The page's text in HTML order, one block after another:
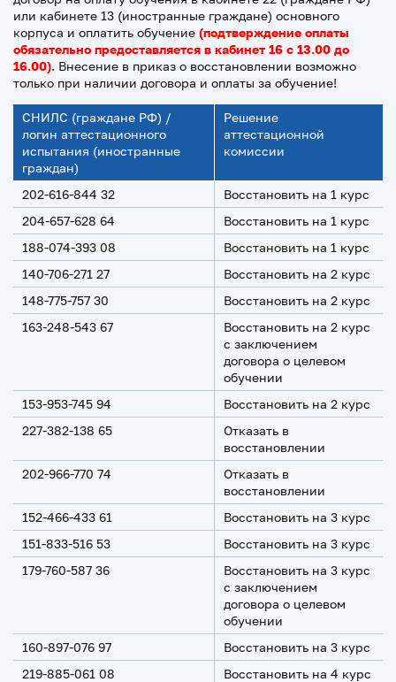
или кабинете 13 (иностранные граждане) основного
корпуса и оплатить обучение (подтверждение оплаты
обязательно предоставляется в кабинет 16 с 13.00 до
16.00). Внесение в приказ о восстановлении возможно
только при наличии договора и оплаты за обучение!
СНИЛС (граждане РФ) /
логин аттестационного
испытания (иностранные
граждан)
Решение
аттестационной
комиссии
202-616-844 32
Восстановить на 1 курс
204-657-628 64
Восстановить на 1 курс
188-074-393 08
Восстановить на 1 курс
140-706-271 27
Восстановить на 2 курс
148-775-757 30
Восстановить на 2 курс
163-248-543 67
Восстановить на 2 курс
с заключением
договора о целевом
обучении
153-953-745 94
Восстановить на 2 курс
227-382-138 65
Отказать в
восстановлении
202-966-770 74
Отказать в
восстановлении
152-466-433 61
Восстановить на 3 курс
151-833-516 53
Восстановить на 3 курс
179-760-587 36
Восстановить на 3 курс
с заключением
договора о целевом
обучении
160-897-076 97
Восстановить на 3 курс
219-885-061 08
Восстановить на 4 курс